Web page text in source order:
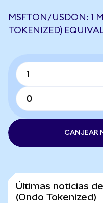
MSFTON/USDON: 1
TOKENIZED)
CANJEAR
Últimas noticias
(Ondo Tokenized)